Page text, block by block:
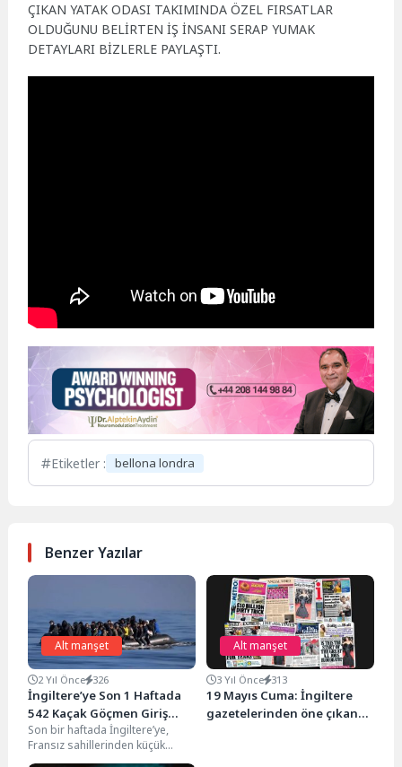
ÇIKAN YATAK ODASI TAKIMINDA ÖZEL FIRSATLAR
OLDUĞUNU BELİRTEN İŞ İNSANI SERAP YUMAK
DETAYLARI BİZLERLE PAYLAŞTI.
Etiketler : bellona londra
Benzer Yazılar
Alt manşet
2 Yıl Önce 326
İngiltere’ye Son 1 Haftada
542 Kaçak Göçmen Giriş
Yaptı
Son bir haftada İngiltere’ye,
Fransız sahillerinden küçük
botlarla geçiş yapan 500’den
Alt manşet
3 Yıl Önce 313
19 Mayıs Cuma: İngiltere
gazetelerinden öne çıkan